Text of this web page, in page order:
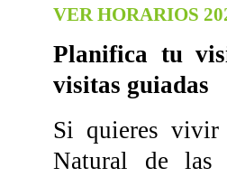
VER HORARIOS
Planifica tu
visitas guiadas
Si quieres
Natural de las